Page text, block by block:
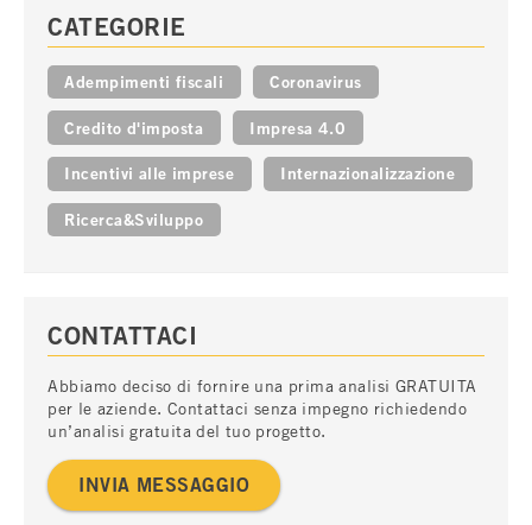
CATEGORIE
Adempimenti fiscali Coronavirus
Credito d'imposta Impresa 4.0
Incentivi alle imprese Internazionalizzazione
Ricerca&Sviluppo
CONTATTACI
Abbiamo deciso di fornire una prima analisi GRATUITA
per le aziende. Contattaci senza impegno richiedendo
un’analisi gratuita del tuo progetto.
INVIA MESSAGGIO